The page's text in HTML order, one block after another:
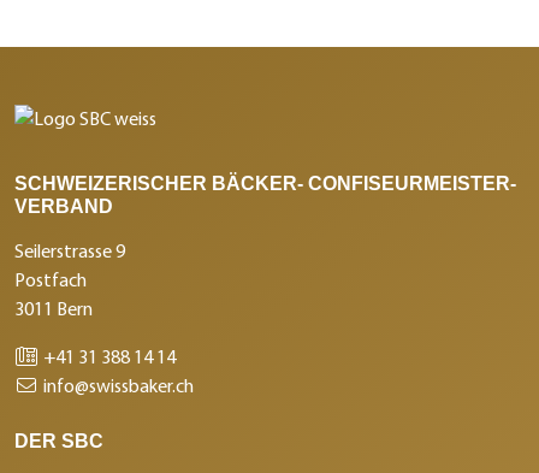
SCHWEIZERISCHER BÄCKER- CONFISEURMEISTER-
VERBAND
Seilerstrasse 9
Postfach
3011 Bern
+41 31 388 14 14
info@swissbaker.ch
DER SBC